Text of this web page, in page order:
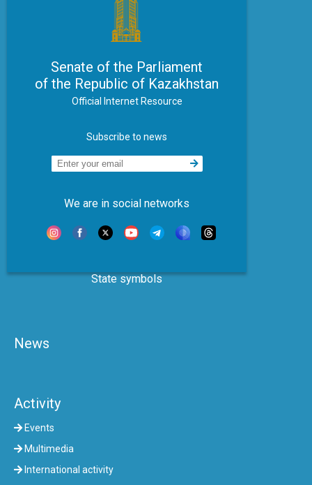
Senate of the Parliament
of the Republic of Kazakhstan
Official Internet Resource
Subscribe to news
We are in social networks
State symbols
News
Activity
Events
Multimedia
International activity